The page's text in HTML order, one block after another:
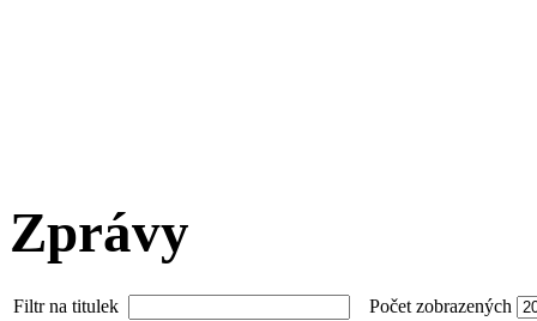
Zprávy
Filtr na titulek
Počet zobrazených